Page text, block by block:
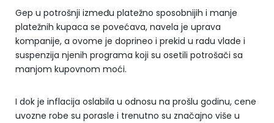
Gep u potrošnji između platežno sposobnijih i manje
platežnih kupaca se povećava, navela je uprava
kompanije, a ovome je doprineo i prekid u radu vlade i
suspenzija njenih programa koji su osetili potrošači sa
manjom kupovnom moći.
I dok je inflacija oslabila u odnosu na prošlu godinu, cene
uvozne robe su porasle i trenutno su značajno više u